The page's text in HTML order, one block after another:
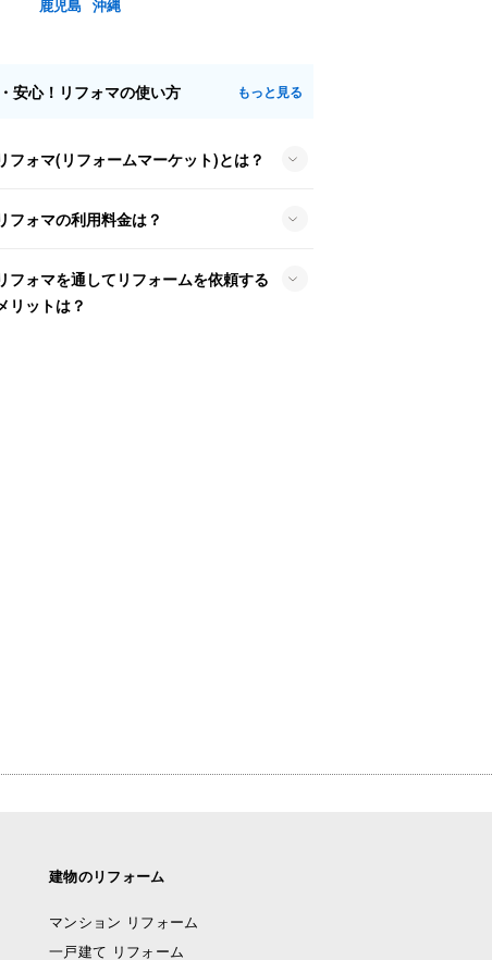
鹿児島 沖縄
安心！リフォマの使い方 もっと見る
フォマ(リフォームマーケット)とは？
フォマの利用料金は？
フォマを通してリフォームを依頼する
リットは？
建物のリフォーム
マンション リフォーム
一戸建て リフォーム